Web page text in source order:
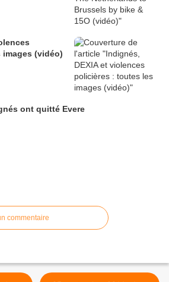
(vidéo)
ont quitté Evere
commentaire